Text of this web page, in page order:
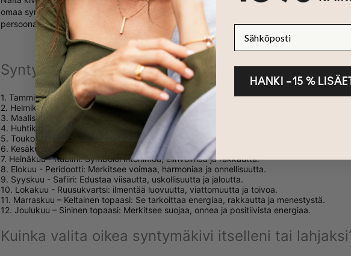
omaa syntymääsi tai antaa lahjaksi jollekin erityiselle henkilölle, syntymäkivet lisäävät
persoonallisuutta ja tekevät niistä merkityksellisempiä.
Syntymäkivet ja niiden merkitys
1. Tammikuu - Granaatti: symboloi rakkautta, suojaa ja voimaa.
2. Helmikuu - Ametisti: Edustaa rauhaa, rohkeutta ja sisäistä voimaa.
3. Maaliskuu - Akvamariini: Merkitsee tyyneyttä, luovuutta ja toivoa.
4. Huhtikuu – Kirkas kristalli: Edustaa voimaa, puhtautta ja ikuista rakkautta.
5. Toukokuu - Smaragdi: ilmentää uudestisyntymistä, hedelmällisyyttä ja rakkautta.
6. Kesäkuu – Vaalea ametisti: Edustaa puhtautta, viisautta ja onnea.
7. Heinäkuu - Rubiini: Symboloi intohimoa, elinvoimaa ja rakkautta.
8. Elokuu - Peridootti: Merkitsee voimaa, harmoniaa ja onnellisuutta.
9. Syyskuu - Safiiri: Edustaa viisautta, uskollisuutta ja jaloutta.
10. Lokakuu - Ruusukvartsi: ilmentää luovuutta, viattomuutta ja toivoa.
11. Marraskuu – Keltainen topaasi: Se tarkoittaa energiaa, rakkautta ja menestystä.
12. Joulukuu – Sininen topaasi: Merkitsee suojaa, onnea ja positiivista energiaa.
Kuinka valita oikea syntymäkivi itselleni tai
HANKI –15 %